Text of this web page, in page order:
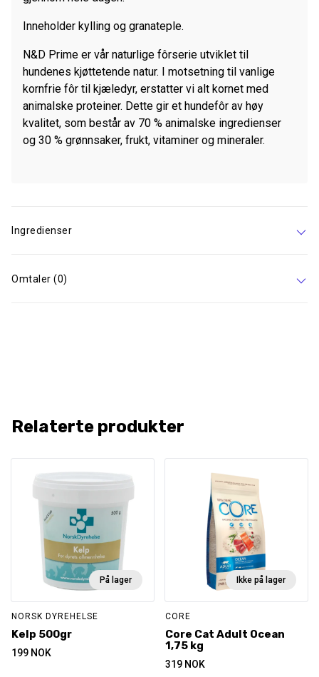
Inneholder kylling og granateple.
N&D Prime er vår naturlige fôrserie utviklet til
hundenes kjøttetende natur. I motsetning til vanlige
kornfrie fôr til kjæledyr, erstatter vi alt kornet med
animalske proteiner. Dette gir et hundefôr av høy
kvalitet, som består av 70 % animalske ingredienser
og 30 % grønnsaker, frukt, vitaminer og mineraler.
Ingredienser
Omtaler (0)
Relaterte produkter
På lager
NORSK DYREHELSE
Kelp 500gr
199 NOK
Ikke på lager
CORE
Core Cat Adult Ocean
1,75 kg
319 NOK